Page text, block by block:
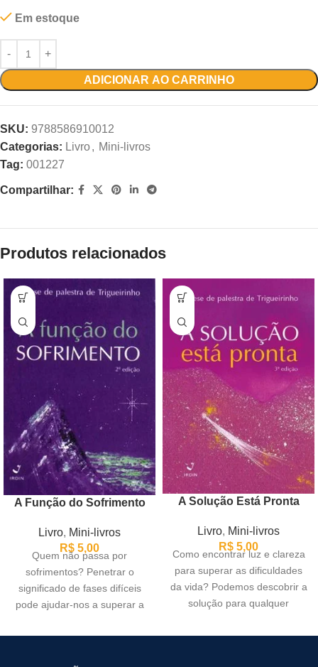
Em estoque
ADICIONAR AO CARRINHO
SKU: 9788586910012
Categorias: Livro, Mini-livros
Tag: 001227
Compartilhar:
Produtos relacionados
A Função do Sofrimento
Livro, Mini-livros
R$ 5,00
Quem não passa por
sofrimentos? Penetrar o
significado de fases difíceis
pode ajudar-nos a superar a
A Solução Está Pronta
Livro, Mini-livros
R$ 5,00
Como encontrar luz e clareza
para superar as dificuldades
da vida? Podemos descobrir a
solução para qualquer